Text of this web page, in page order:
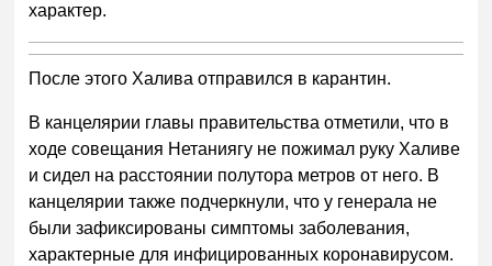
характер.
После этого Халива отправился в карантин.
В канцелярии главы правительства отметили, что в
ходе совещания Нетаниягу не пожимал руку Халиве
и сидел на расстоянии полутора метров от него. В
канцелярии также подчеркнули, что у генерала не
были зафиксированы симптомы заболевания,
характерные для инфицированных коронавирусом.